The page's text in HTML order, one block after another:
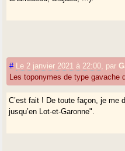
# Le 2 janvier 2021 à 22:00 par
Les toponymes de type gavache
C’est fait ! De toute façon, je me
jusqu’en Lot-et-Garonne".